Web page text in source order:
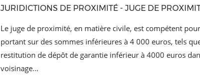
JURIDICTIONS DE PROXIMITÉ - JUGE DE
Le juge de proximité, en matière civile, est compétent
portant sur des sommes inférieures à 4 000 euros, tels
restitution de dépôt de garantie inférieur à 4000 euros
voisinage…